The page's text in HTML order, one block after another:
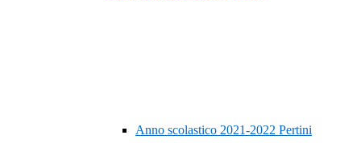
Anno scolastico 2021-2022 Pertini